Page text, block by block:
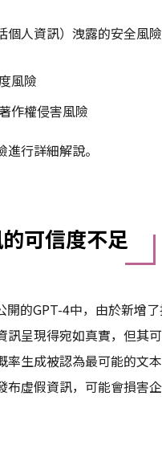
個人資訊）洩露的安全風
風險
作權侵害風險
行詳細解說。
可信度不足
開的GPT-4中，由於新增
訊呈現得宛如真實，但其
率生成被認為最可能的文
布虛假資訊，可能會損害企